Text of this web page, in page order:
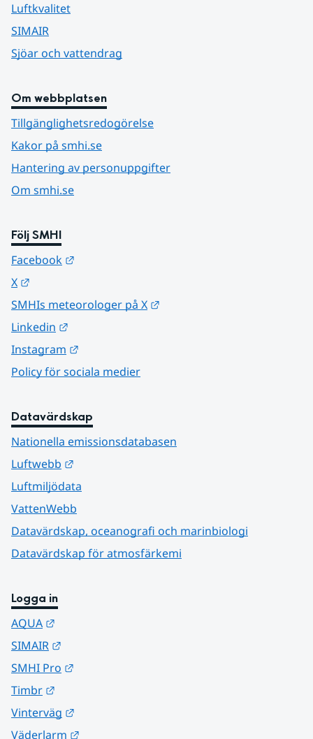
Luftkvalitet
SIMAIR
Sjöar och vattendrag
Om webbplatsen
Tillgänglighetsredogörelse
Kakor på smhi.se
Hantering av personuppgifter
Om smhi.se
Följ SMHI
Facebook
X
SMHIs meteorologer på X
Linkedin
Instagram
Policy för sociala medier
Datavärdskap
Nationella emissionsdatabasen
Luftwebb
Luftmiljödata
VattenWebb
Datavärdskap, oceanografi och marinbiologi
Datavärdskap för atmosfärkemi
Logga in
AQUA
SIMAIR
SMHI Pro
Timbr
Vinterväg
Väderlarm